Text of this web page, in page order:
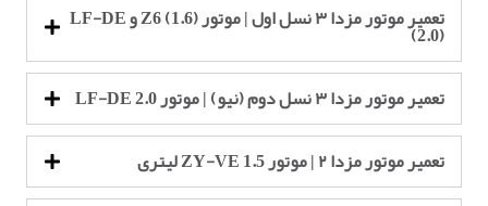
تعمیر موتور مزدا ۳ نسل اول | موتور Z6 (1.6) و LF-DE
(2.0)
تعمیر موتور مزدا ۳ نسل دوم (نیو) | موتور LF-DE 2.0
تعمیر موتور مزدا ۲ | موتور ZY-VE 1.5 لیتری